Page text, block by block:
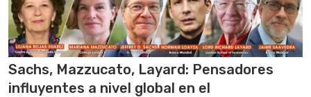
Sachs, Mazzucato, Layard: Pensadores
influyentes a nivel global en el